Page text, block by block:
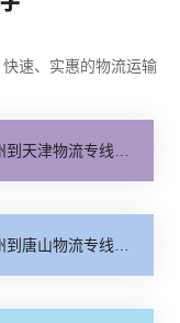
速、实惠的物流运输
津物流专线_运价查询「实时跟踪 」
物流专线_直达特快专线「市县闪送」